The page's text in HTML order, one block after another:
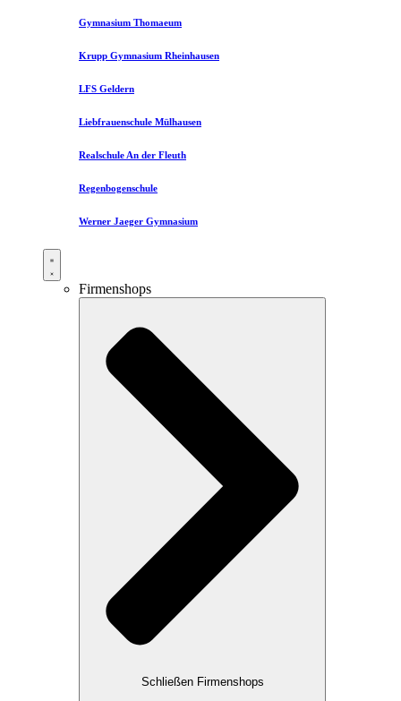
Gymnasium Thomaeum
Krupp Gymnasium Rheinhausen
LFS Geldern
Liebfrauenschule Mülhausen​
Realschule An der Fleuth
Regenbogenschule
Werner Jaeger Gymnasium
Firmenshops
Schließen Firmenshops